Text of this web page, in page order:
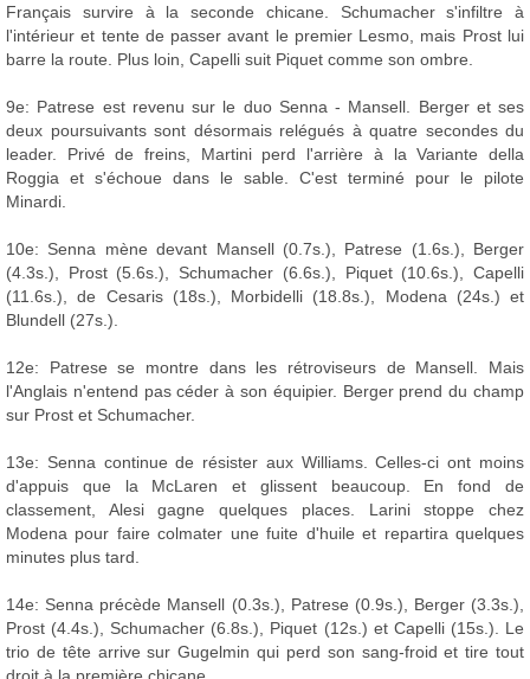
Français survire à la seconde chicane. Schumacher s'infiltre à
l'intérieur et tente de passer avant le premier Lesmo, mais Prost lui
barre la route. Plus loin, Capelli suit Piquet comme son ombre.
9e: Patrese est revenu sur le duo Senna - Mansell. Berger et ses
deux poursuivants sont désormais relégués à quatre secondes du
leader. Privé de freins, Martini perd l'arrière à la Variante della
Roggia et s'échoue dans le sable. C'est terminé pour le pilote
Minardi.
10e: Senna mène devant Mansell (0.7s.), Patrese (1.6s.), Berger
(4.3s.), Prost (5.6s.), Schumacher (6.6s.), Piquet (10.6s.), Capelli
(11.6s.), de Cesaris (18s.), Morbidelli (18.8s.), Modena (24s.) et
Blundell (27s.).
12e: Patrese se montre dans les rétroviseurs de Mansell. Mais
l'Anglais n'entend pas céder à son équipier. Berger prend du champ
sur Prost et Schumacher.
13e: Senna continue de résister aux Williams. Celles-ci ont moins
d'appuis que la McLaren et glissent beaucoup. En fond de
classement, Alesi gagne quelques places. Larini stoppe chez
Modena pour faire colmater une fuite d'huile et repartira quelques
minutes plus tard.
14e: Senna précède Mansell (0.3s.), Patrese (0.9s.), Berger (3.3s.),
Prost (4.4s.), Schumacher (6.8s.), Piquet (12s.) et Capelli (15s.). Le
trio de tête arrive sur Gugelmin qui perd son sang-froid et tire tout